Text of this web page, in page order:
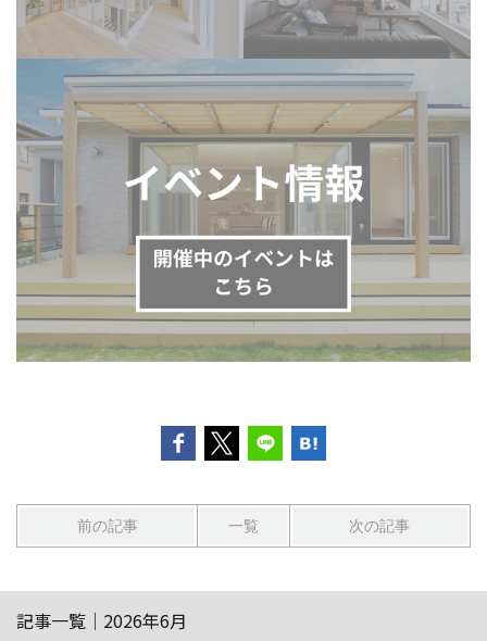
前の記事 一覧 次の記事
記事一覧｜2026年6月